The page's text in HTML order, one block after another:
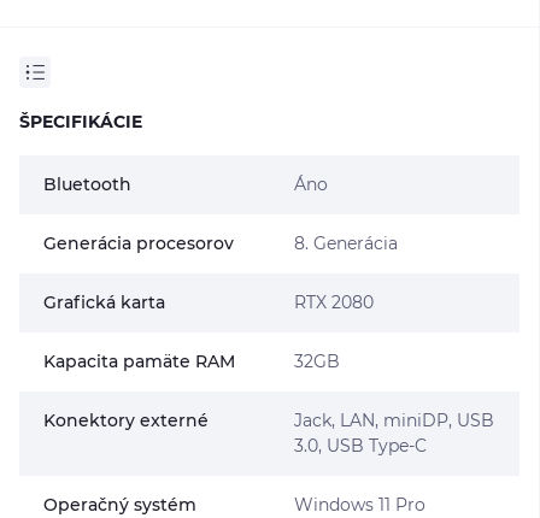
ŠPECIFIKÁCIE
Bluetooth Áno
Generácia procesorov 8. Generácia
Grafická karta RTX 2080
Kapacita pamäte RAM 32GB
Konektory externé
Jack, LAN, miniDP, USB
3.0, USB Type-C
Operačný systém Windows 11 Pro